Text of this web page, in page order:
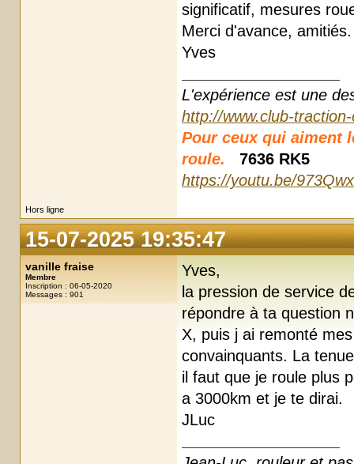
significatif, mesures
Merci d'avance, amitiés.
Yves
L'expérience est une
http://www.club-
Pour ceux qui aiment
roule.
7636 RK5
https://youtu.be/
Hors ligne
15-07-2025 19:35:47
vanille fraise
Membre
Inscription : 06-05-2020
Messages : 901
Yves,
la pression de service
répondre à ta question
X, puis j ai remonté
convainquants. La
il faut que je roule plus
a 3000km et je te dirai.
JLuc